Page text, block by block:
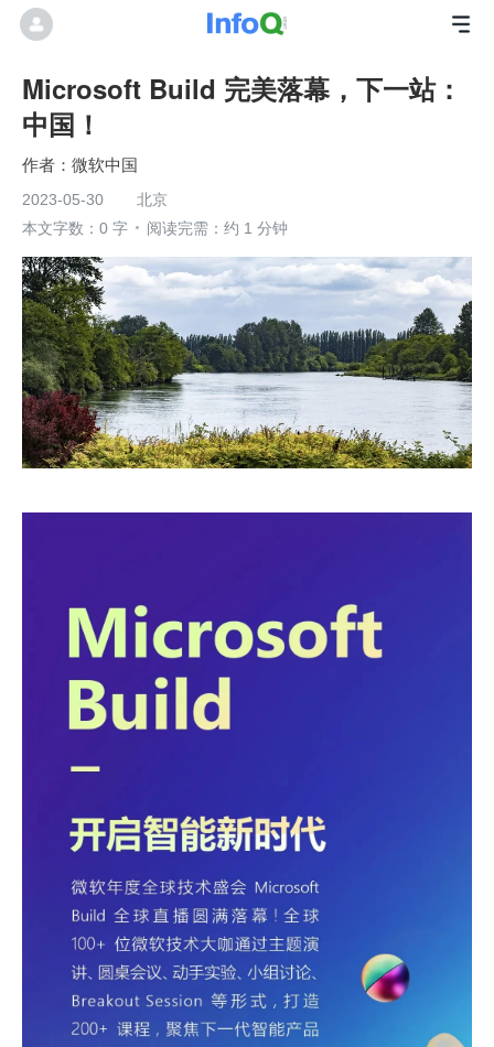
Microsoft Build 完美落幕，下一站：
中国！
微软中国
2023-05-30
北京
本文字数：0 字
阅读完需：约 1 分钟